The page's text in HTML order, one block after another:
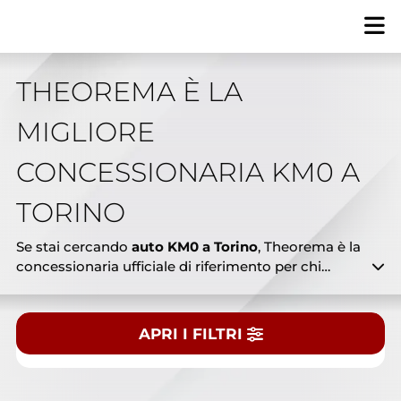
THEOREMA È LA
MIGLIORE
CONCESSIONARIA KM0 A
TORINO
Se stai cercando auto KM0 a Torino, Theorema è la
concessionaria ufficiale di riferimento per chi
Presso le nostre sedi trovi un’ampia gamma di
auto km0 multimarca, immatricolate da poco, con
pochissimi chilometri e ancora coperte da
garanzia ufficiale. Dalle citycar compatte ai SUV
APRI I FILTRI
Tutto Nuovo Usato KM0
Modello